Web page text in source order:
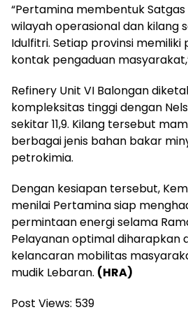
“Pertamina membentuk Satgas
wilayah operasional dan kilang
Idulfitri. Setiap provinsi memiliki
kontak pengaduan
Refinery Unit VI Balongan
kompleksitas tinggi dengan
sekitar 11,9. Kilang tersebut
berbagai jenis bahan bakar
petrokimia.
Dengan kesiapan tersebut,
menilai Pertamina siap
permintaan energi selama
Pelayanan optimal diharapkan
kelancaran mobilitas
mudik Lebaran. (HRA)
Post Views: 539